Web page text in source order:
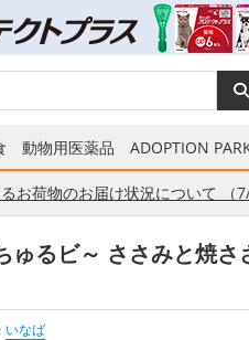
動物用医薬品 ADOPTION
お荷物のお届け状況について （7/
ゅるビ～ ささみと焼
いなば